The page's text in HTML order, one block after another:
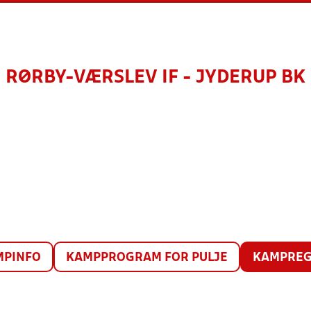
RØRBY-VÆRSLEV IF - JYDERUP BK
KAMPPROGRAM FOR PULJE